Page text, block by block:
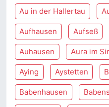
Au in der Hallertau
Aufhausen Aufseß
Auhausen Aura im
Aying Aystetten
Babenhausen